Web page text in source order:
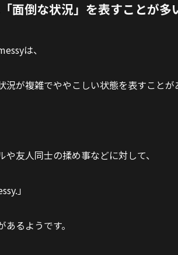
面倒な状況」を表すことが多
は、
況が複雑でややこしい状態を表すことが
や友人同士の揉め事などに対して、
」
あるようです。